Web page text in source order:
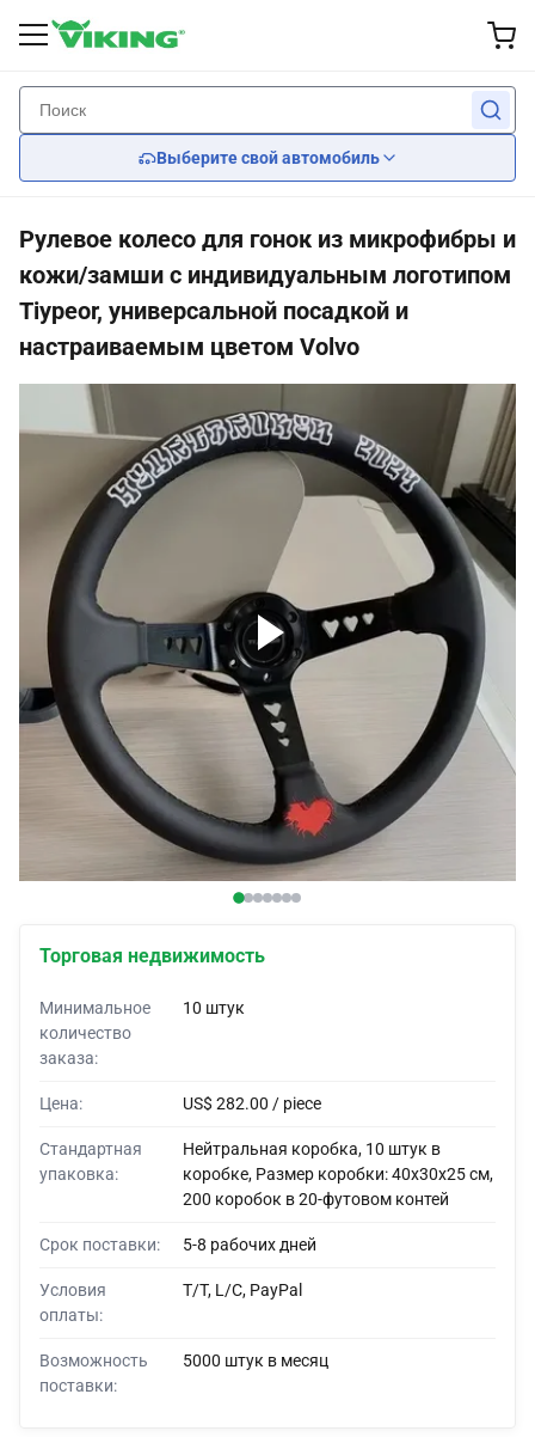
Выберите свой автомобиль
назад
Колеса на заказ
Шины
крышки колеса
назад
приостановка
Охлаждение двигателя
Двигатель
Передача инфекции
назад
лезвия счищателя
Наборы тела
Зеркала
Охранители решетки
Спойлеры
Покрытия для автомобилей
Автомобильные лифчики
Корни по заказу
Автомобильные оболочки
Палатки для автомобилей
назад
Задние фонари
назад
Car Seat Covers
Рули
Рулевое колесо для гонок из микрофибры и
кожи/замши с индивидуальным логотипом
Tiypeor, универсальной посадкой и
настраиваемым цветом Volvo
Торговая недвижимость
Минимальное
количество
заказа:
10 штук
Цена: US$ 282.00 / piece
Стандартная
упаковка:
Нейтральная коробка, 10 штук в
коробке, Размер коробки: 40x30x25 см,
200 коробок в 20-футовом контей
Срок поставки: 5-8 рабочих дней
Условия
оплаты:
T/T, L/C, PayPal
Возможность
поставки:
5000 штук в месяц